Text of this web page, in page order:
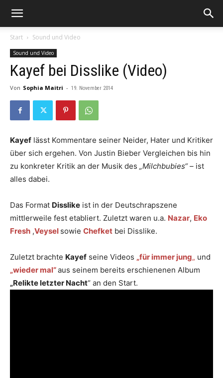
Start Sound und Video
Sound und Video
Kayef bei Disslike (Video)
Von Sophia Maitri - 19. November 2014
Kayef lässt Kommentare seiner Neider, Hater und Kritiker
über sich ergehen. Von Justin Bieber Vergleichen bis hin
zu konkreter Kritik an der Musik des „Milchbubies“ – ist
alles dabei.
Das Format Disslike ist in der Deutschrapszene
mittlerweile fest etabliert. Zuletzt waren u.a. Nazar, Eko
Fresh ,Veysel sowie Chefket bei Disslike.
Zuletzt brachte Kayef seine Videos „für immer jung„ und
„wieder mal“aus seinem bereits erschienenen Album
„Relikte letzter Nacht“ an den Start.